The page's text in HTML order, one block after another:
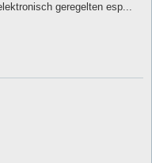
geregelten esp...